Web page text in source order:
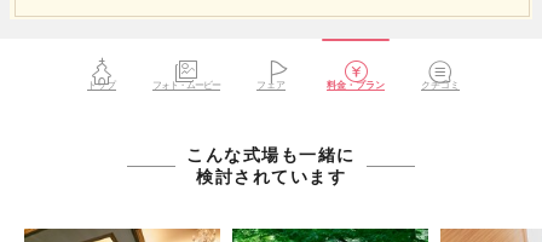
トップ フォト・ムービー フェア 料金・プラン クチコミ
こんな式場も一緒に
検討されています